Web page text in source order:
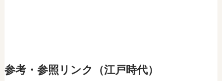
参考・参照リンク（江戸時代）